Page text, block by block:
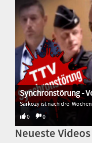
0
0
Neueste Videos